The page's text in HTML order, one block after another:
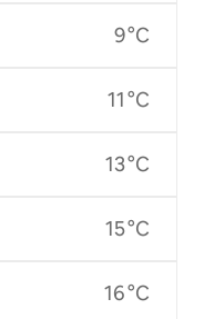
9 °C
11 °C
13 °C
15 °C
16 °C